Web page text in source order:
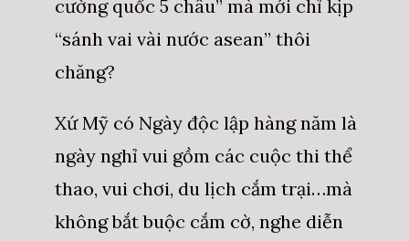
cường quốc 5 châu” mà mới chỉ kịp
“sánh vai vài nước asean” thôi
chăng?
Xứ Mỹ có Ngày độc lập hàng năm là
ngày nghỉ vui gồm các cuộc thi thể
thao, vui chơi, du lịch cắm trại…mà
không bắt buộc cắm cờ, nghe diễn